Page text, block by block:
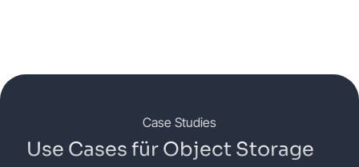
Case Studies
Use Cases für Object Storage